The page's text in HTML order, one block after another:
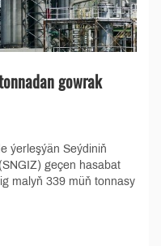
gowrak
ýerleşýän Seýdiniň
geçen hasabat
malyň 339 müň tonnasy